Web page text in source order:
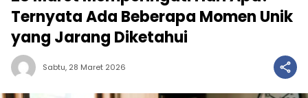
Ternyata Ada Beberapa Momen Unik
yang Jarang Diketahui
Sabtu, 28 Maret 2026